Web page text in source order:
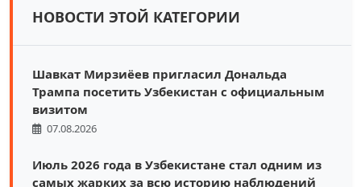
НОВОСТИ ЭТОЙ КАТЕГОРИИ
Шавкат Мирзиёев пригласил Дональда
Трампа посетить Узбекистан с официальным
визитом
07.08.2026
Июль 2026 года в Узбекистане стал одним из
самых жарких за всю историю наблюдений